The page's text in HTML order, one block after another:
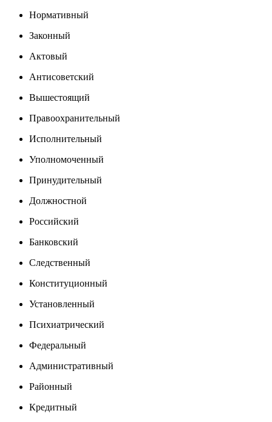
Нормативный
Законный
Актовый
Антисоветский
Вышестоящий
Правоохранительный
Исполнительный
Уполномоченный
Принудительный
Должностной
Российский
Банковский
Следственный
Конституционный
Установленный
Психиатрический
Федеральный
Административный
Районный
Кредитный